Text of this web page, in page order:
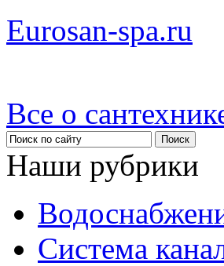
Eurosan-spa.ru
Все о
Наши рубрики
Система